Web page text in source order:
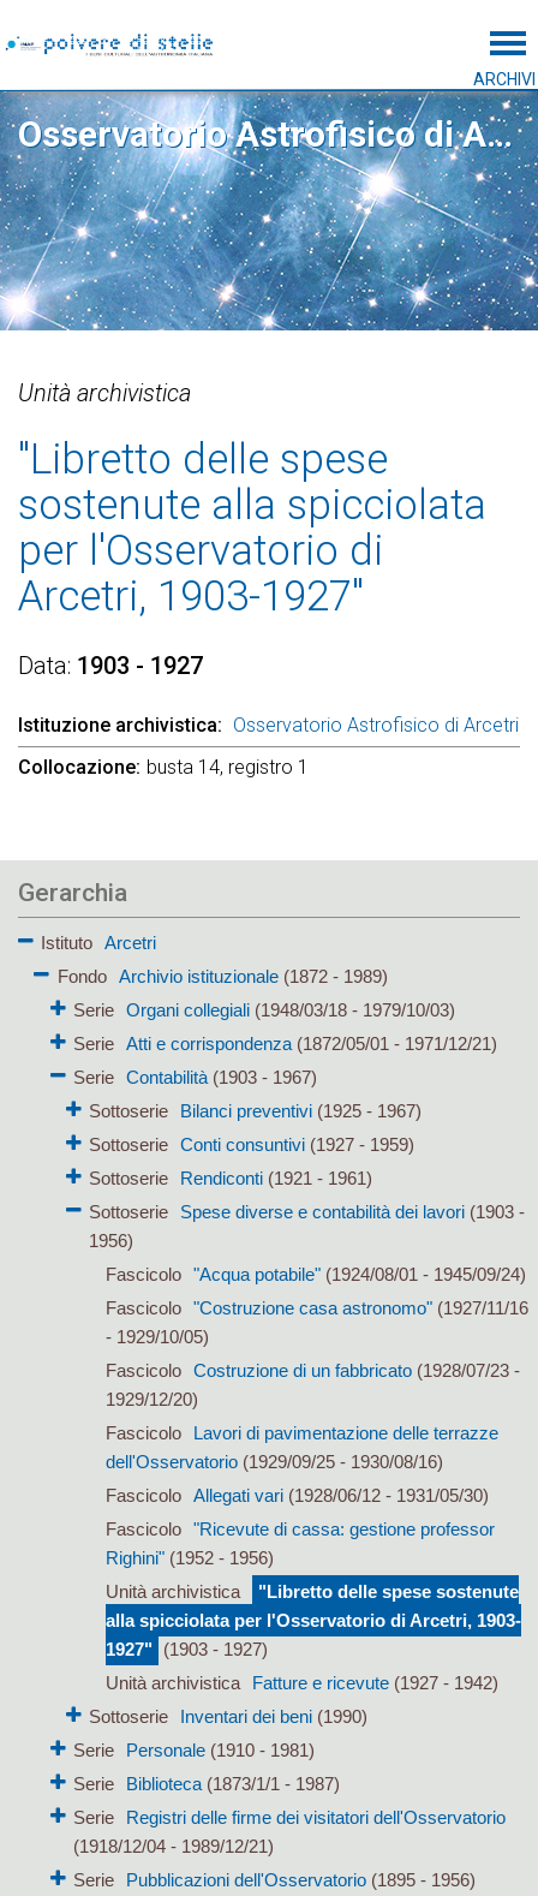
ARCHIVI
Osservatorio Astrofisico di Arcetri
Unità archivistica
"Libretto delle spese
sostenute alla spicciolata
per l'Osservatorio di
Arcetri, 1903-1927"
Data 1903 - 1927
Istituzione archivistica
Osservatorio Astrofisico di Arcetri
Collocazione busta 14, registro 1
Gerarchia
Istituto
Arcetri
Fondo
Archivio istituzionale(1872 - 1989)
Serie Organi collegiali(1948/03/18 - 1979/10/03)
Serie Atti e corrispondenza(1872/05/01 - 1971/12/21)
Serie Contabilità(1903 - 1967)
Sottoserie
Bilanci preventivi (1925 - 1967)
Sottoserie
Conti consuntivi (1927 - 1959)
Sottoserie
Rendiconti (1921 - 1961)
Sottoserie
Spese diverse e contabilità dei lavori (1903 -
1956)
Fascicolo
"Acqua potabile"(1924/08/01 - 1945/09/24)
Fascicolo
"Costruzione casa astronomo"(1927/11/16
- 1929/10/05)
Fascicolo
Costruzione di un fabbricato(1928/07/23 -
1929/12/20)
Fascicolo
Lavori di pavimentazione delle terrazze
dell'Osservatorio(1929/09/25 - 1930/08/16)
Fascicolo
Allegati vari(1928/06/12 - 1931/05/30)
Fascicolo
"Ricevute di cassa: gestione professor
Righini"(1952 - 1956)
Unità archivistica
"Libretto delle spese sostenute
alla spicciolata per l'Osservatorio di Arcetri, 1903-
1927"
(1903 - 1927)
Unità archivistica
Fatture e ricevute(1927 - 1942)
Sottoserie
Inventari dei beni (1990)
Serie
Personale(1910 - 1981)
Serie
Biblioteca(1873/1/1 - 1987)
Serie
Registri delle firme dei visitatori dell'Osservatorio
(1918/12/04 - 1989/12/21)
Serie
Pubblicazioni dell'Osservatorio(1895 - 1956)